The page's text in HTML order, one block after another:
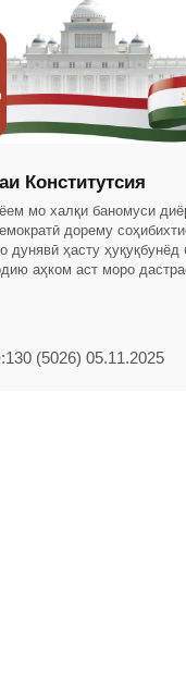
Конститутсия
мо халқи баномуси
дорему
дунявӣ ҳасту ҳуқуқбунёд
аҳком аст моро
(5026) 05.11.2025